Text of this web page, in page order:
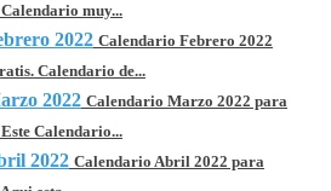
muy...
2022 Calendario Febrero 2022
Calendario de...
2022 Calendario Marzo 2022 para
Calendario...
2022 Calendario Abril 2022 para